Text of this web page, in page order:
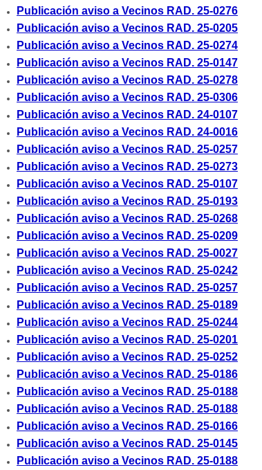
Publicación aviso a Vecinos RAD. 25-0276
Publicación aviso a Vecinos RAD. 25-0205
Publicación aviso a Vecinos RAD. 25-0274
Publicación aviso a Vecinos RAD. 25-0147
Publicación aviso a Vecinos RAD. 25-0278
Publicación aviso a Vecinos RAD. 25-0306
Publicación aviso a Vecinos RAD. 24-0107
Publicación aviso a Vecinos RAD. 24-0016
Publicación aviso a Vecinos RAD. 25-0257
Publicación aviso a Vecinos RAD. 25-0273
Publicación aviso a Vecinos RAD. 25-0107
Publicación aviso a Vecinos RAD. 25-0193
Publicación aviso a Vecinos RAD. 25-0268
Publicación aviso a Vecinos RAD. 25-0209
Publicación aviso a Vecinos RAD. 25-0027
Publicación aviso a Vecinos RAD. 25-0242
Publicación aviso a Vecinos RAD. 25-0257
Publicación aviso a Vecinos RAD. 25-0189
Publicación aviso a Vecinos RAD. 25-0244
Publicación aviso a Vecinos RAD. 25-0201
Publicación aviso a Vecinos RAD. 25-0252
Publicación aviso a Vecinos RAD. 25-0186
Publicación aviso a Vecinos RAD. 25-0188
Publicación aviso a Vecinos RAD. 25-0188
Publicación aviso a Vecinos RAD. 25-0166
Publicación aviso a Vecinos RAD. 25-0145
Publicación aviso a Vecinos RAD. 25-0188